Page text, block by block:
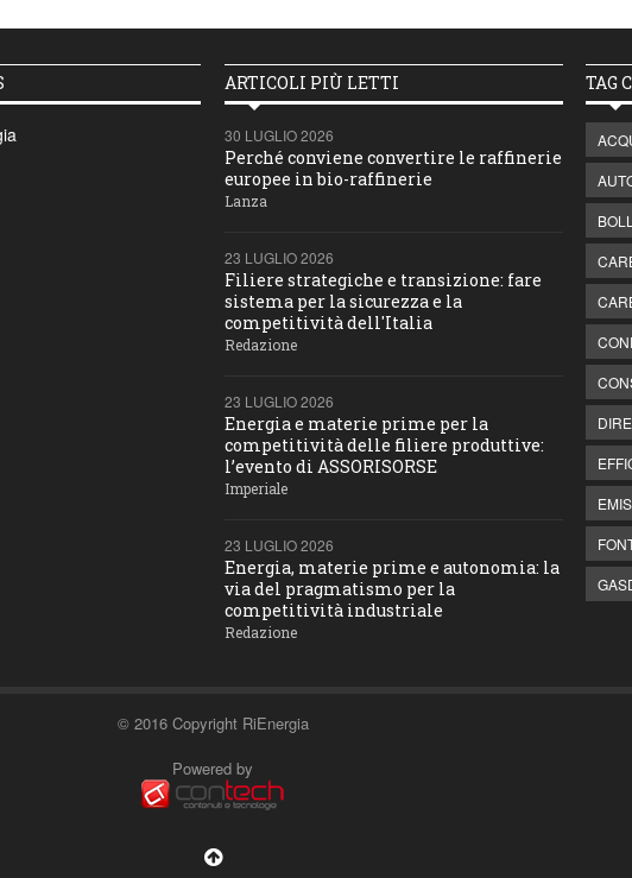
ARTICOLI PIÙ LETTI
30 LUGLIO 2026
Perché conviene convertire le raffinerie
europee in bio-raffinerie
Lanza
23 LUGLIO 2026
Filiere strategiche e transizione: fare
sistema per la sicurezza e la
competitività dell'Italia
Redazione
23 LUGLIO 2026
Energia e materie prime per la
competitività delle filiere produttive:
l’evento di ASSORISORSE
Imperiale
23 LUGLIO 2026
Energia, materie prime e autonomia: la
via del pragmatismo per la
competitività industriale
Redazione
TAG
© 2016 Copyright RiEnergia
Powered by